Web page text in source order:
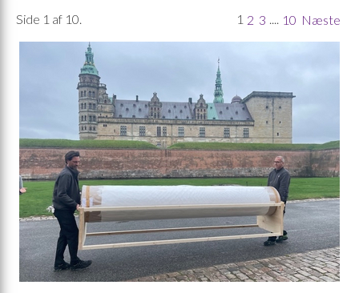
Side 1 af 10. 1 2 3 .... 10 Næste